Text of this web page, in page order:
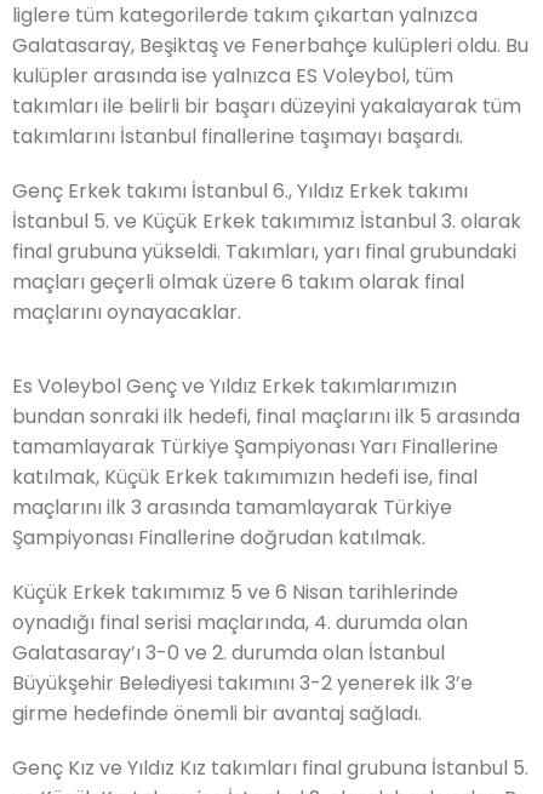
liglere tüm kategorilerde takım çıkartan yalnızca
Galatasaray, Beşiktaş ve Fenerbahçe kulüpleri oldu. Bu
kulüpler arasında ise yalnızca ES Voleybol, tüm
takımları ile belirli bir başarı düzeyini yakalayarak tüm
takımlarını İstanbul finallerine taşımayı başardı.
Genç Erkek takımı İstanbul 6., Yıldız Erkek takımı
İstanbul 5. ve Küçük Erkek takımımız İstanbul 3. olarak
final grubuna yükseldi. Takımları, yarı final grubundaki
maçları geçerli olmak üzere 6 takım olarak final
maçlarını oynayacaklar.
Es Voleybol Genç ve Yıldız Erkek takımlarımızın
bundan sonraki ilk hedefi, final maçlarını ilk 5 arasında
tamamlayarak Türkiye Şampiyonası Yarı Finallerine
katılmak, Küçük Erkek takımımızın hedefi ise, final
maçlarını ilk 3 arasında tamamlayarak Türkiye
Şampiyonası Finallerine doğrudan katılmak.
Küçük Erkek takımımız 5 ve 6 Nisan tarihlerinde
oynadığı final serisi maçlarında, 4. durumda olan
Galatasaray’ı 3-0 ve 2. durumda olan İstanbul
Büyükşehir Belediyesi takımını 3-2 yenerek ilk 3’e
girme hedefinde önemli bir avantaj sağladı.
Genç Kız ve Yıldız Kız takımları final grubuna İstanbul 5.